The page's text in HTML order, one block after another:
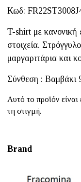
Κωδ:
T-shirt με κανονική
στοιχεία.
μαργαριτάρια και
Σύνθεση : Βαμβάκι
Αυτό το προϊόν
τη στιγμή.
Brand